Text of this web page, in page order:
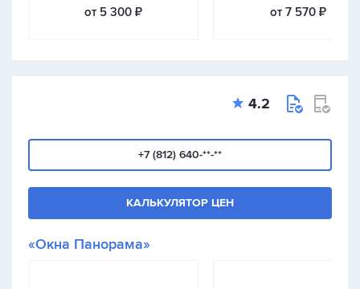
от 5 300 ₽
от 7 570 ₽
4.2
+7 (812) 640-**-**
КАЛЬКУЛЯТОР ЦЕН
«Окна Панорама»